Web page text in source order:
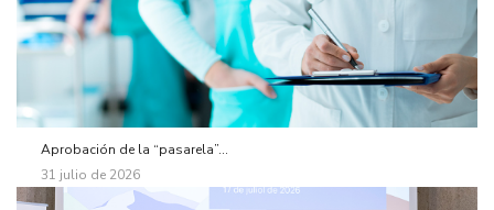
Aprobación de la “pasarela”...
31 julio de 2026